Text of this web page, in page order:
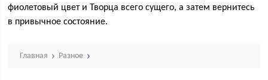
фиолетовый цвет и Творца всего сущего, а затем вернитесь
в привычное состояние.
Главная Разное